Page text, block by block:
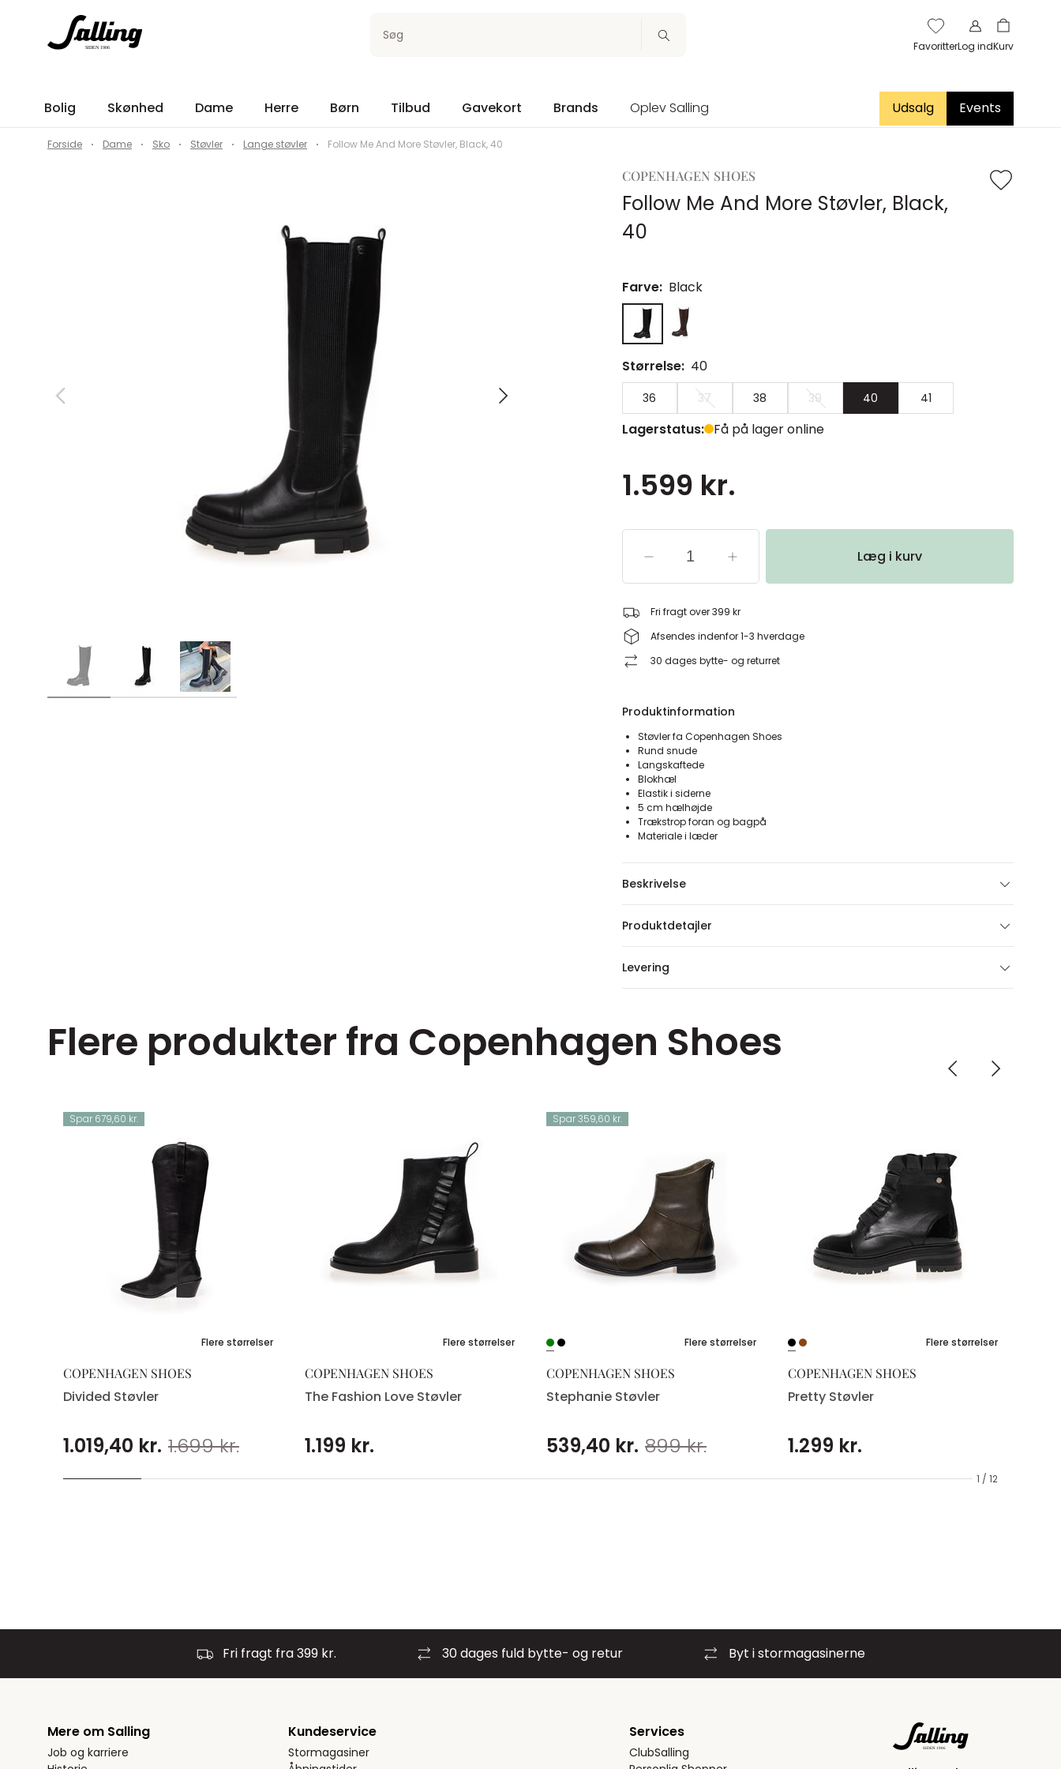
Søg
FavoritterLog indKurv
Bolig Skønhed Dame Herre Børn Tilbud Gavekort Brands Oplev Salling Udsalg Events
Forside Dame Sko Støvler Lange støvler Follow Me And More Støvler, Black, 40
COPENHAGEN SHOES
Follow Me And More Støvler, Black,
40
Farve: Black
Størrelse: 40
36 37 38 39 40 41
Lagerstatus: Få på lager online
1.599 kr.
Læg i kurv
Fri fragt over 399 kr
Afsendes indenfor 1-3 hverdage
30 dages bytte- og returret
Produktinformation
Støvler fa Copenhagen Shoes
Rund snude
Langskaftede
Blokhæl
Elastik i siderne
5 cm hælhøjde
Trækstrop foran og bagpå
Materiale i læder
Beskrivelse
Produktdetajler
Levering
Flere produkter fra Copenhagen Shoes
1 / 12
Spar 679,60 kr.
Flere størrelser
COPENHAGEN SHOES
Divided Støvler
1.019,40 kr. 1.699 kr.
Flere størrelser
COPENHAGEN SHOES
The Fashion Love Støvler
1.199 kr.
Spar 359,60 kr.
Flere størrelser
COPENHAGEN SHOES
Stephanie Støvler
539,40 kr. 899 kr.
Flere størrelser
COPENHAGEN SHOES
Pretty Støvler
1.299 kr.
Fri fragt fra 399 kr. 30 dages fuld bytte- og retur Byt i stormagasinerne
Mere om Salling
Job og karriere
Kundeservice
Stormagasiner
Services
ClubSalling